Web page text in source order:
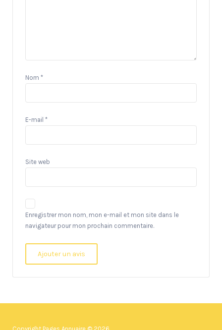
Nom *
E-mail *
Site web
Enregistrer mon nom, mon e-mail et mon site dans le
navigateur pour mon prochain commentaire.